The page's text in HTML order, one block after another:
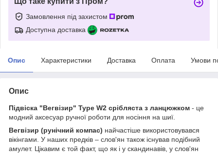
Замовлення під захистом
Доступна доставка
Опис Характеристики Доставка Оплата Умови
Опис
Підвіска "Вегвізир" Type W2 срібляста з ланцюжком - це
модний аксесуар ручної роботи для носіння на шиї.
Вегвізир (рунічний компас) найчастіше використовувався
вікінгами. У наших предків – слов'ян також існував подібний
амулет. Цікавим є той факт, що як і у скандинавів, у слов'ян